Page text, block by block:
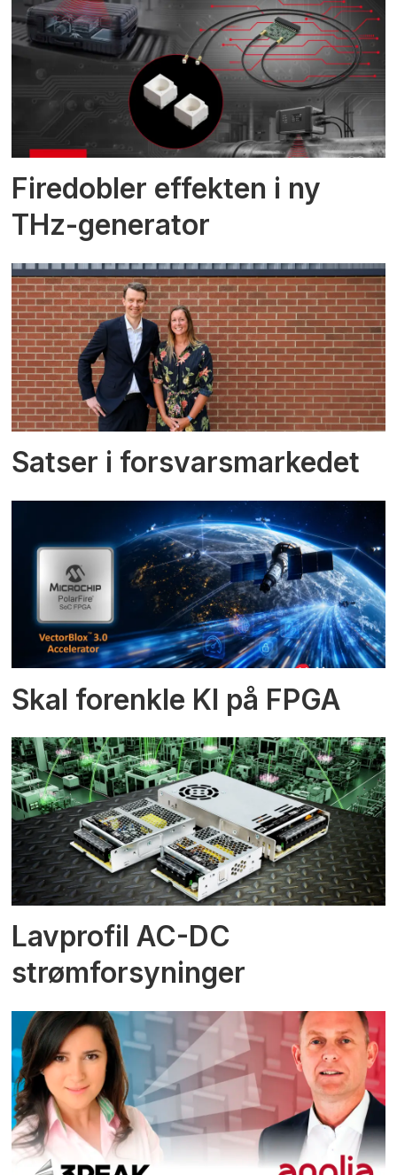
Firedobler effekten i ny
THz-generator
Satser i forsvarsmarkedet
Skal forenkle KI på FPGA
Lavprofil AC-DC
strømforsyninger